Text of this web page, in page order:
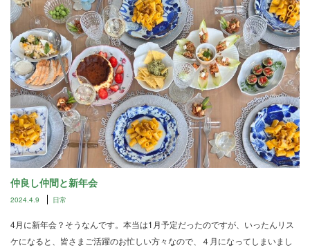
仲良し仲間と新年会
2024.4.9 日常
4月に新年会？そうなんです。本当は1月予定だったのですが、いったんリス
ケになると、皆さまご活躍のお忙しい方々なので、４月になってしまいまし